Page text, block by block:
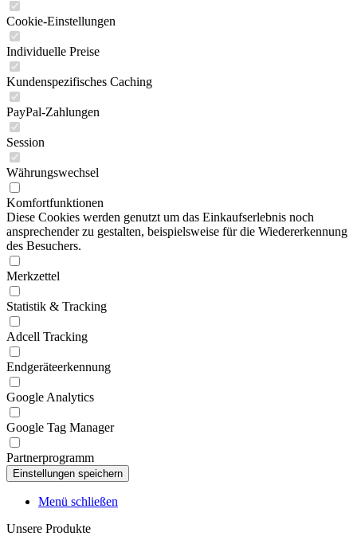
Cookie-Einstellungen
Individuelle Preise
Kundenspezifisches Caching
PayPal-Zahlungen
Session
Währungswechsel
Komfortfunktionen
Diese Cookies werden genutzt um das Einkaufserlebnis noch
ansprechender zu gestalten, beispielsweise für die Wiedererkennung
des Besuchers.
Merkzettel
Statistik & Tracking
Adcell Tracking
Endgeräteerkennung
Google Analytics
Google Tag Manager
Partnerprogramm
Menü schließen
Unsere Produkte